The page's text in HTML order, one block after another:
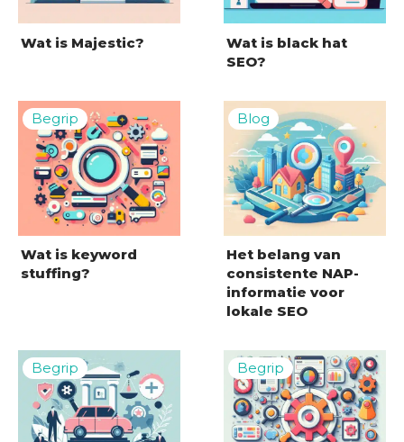
Wat is Majestic?
Wat is black hat
SEO?
Wat is keyword
stuffing?
Het belang van
consistente NAP-
informatie voor
lokale SEO